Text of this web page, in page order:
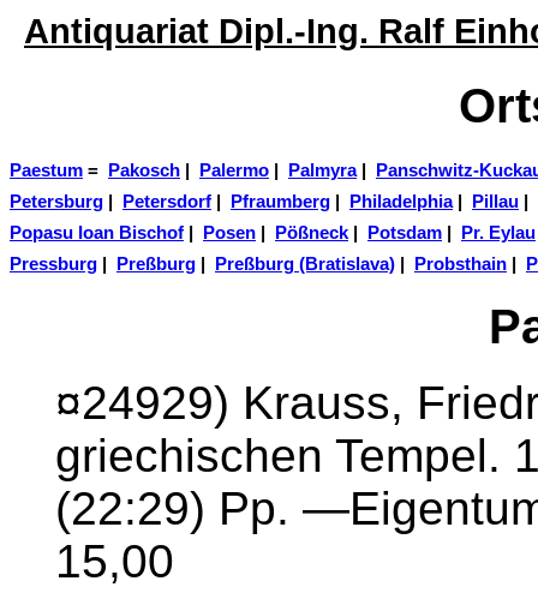
Antiquariat Dipl.-Ing. Ralf
Paestum = Pakosch Palermo Palmyra|
Panschwitz-
Petersburg
Petersdorf Pfraumberg Philadelphia| Pillau
Popasu Ioan Bischof
Posen Pößneck Potsdam Pr. Eylau
Pressburg
Preßburg Preßburg (Bratislava) Probsthain
¤24929) Krauss,
griechischen Tempel.
(22:29) Pp.
15,00